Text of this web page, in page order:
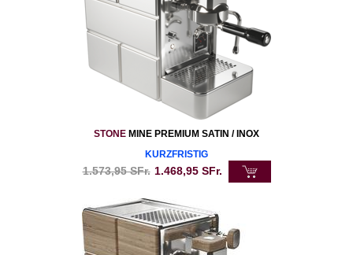
STONE MINE PREMIUM SATIN / INOX
KURZFRISTIG
1.573,95SFr. 1.468,95SFr.